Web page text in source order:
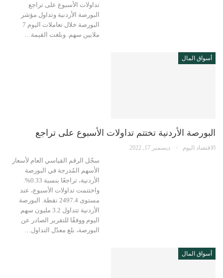
تداولات الأسبوع على تراجع
البورصة الأردنية وتداول مؤشر
البورصة خلال تعاملات اليوم 7
ملايين سهم. وبلغت القيمة…
أسواق المال
البورصة الأردنية تختتم تداولات الأسبوع على تراجع
الاقتصاد اليوم ديسمبر 17, 2022
سجّل الرقم القياسي العام لأسعار
الأسهم المُدرجة في البورصة
الأردنية، تراجعًا بنسبة 0.33%.
واختتمت تداولات الأسبوع، عند
مستوى 2497.4 نقطة. البورصة
الأردنية تتداول 3.2 مليون سهم
اليوم ووفقًا للتقرير الصادر عن
البورصة، بلغ معدّل التداول…
أسواق المال